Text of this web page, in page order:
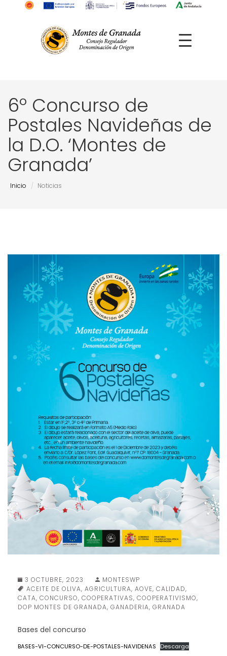
6º Concurso de
Postales Navideñas de
la D.O. ‘Montes de
Granada’
Inicio Noticias
3 OCTUBRE, 2023
MONTESWP
ACEITE DE OLIVA, AGRICULTURA, AOVE, CALIDAD,
CATA, CONCURSO, COOPERATIVAS, COOPERATIVISMO,
DOP MONTES DE GRANADA, GANADERIA, GRANADA
Bases del concurso
BASES-VI-CONCURSO-DE-POSTALES-NAVIDENAS Descarga